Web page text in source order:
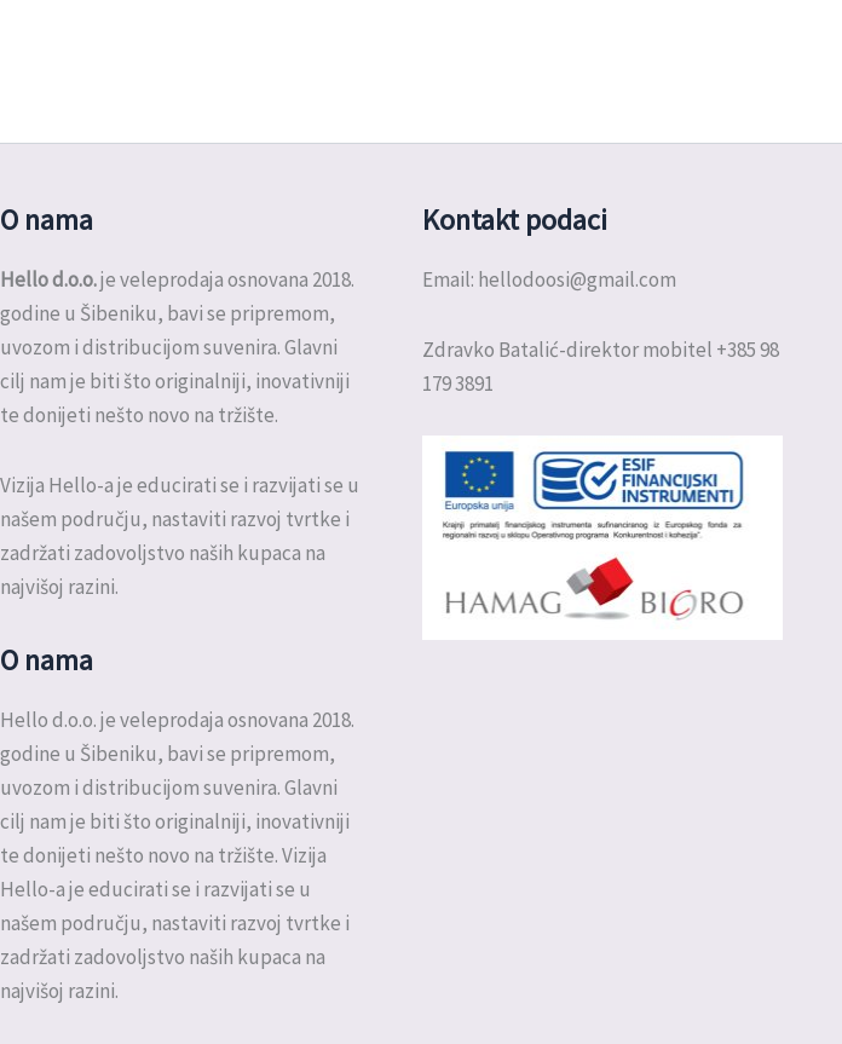
O nama
Hello d.o.o.je veleprodaja osnovana 2018.
godine u Šibeniku, bavi se pripremom,
uvozom i distribucijom suvenira. Glavni
cilj nam je biti što originalniji, inovativniji
te donijeti nešto novo na tržište.
Vizija Hello-a je educirati se i razvijati se u
našem području, nastaviti razvoj tvrtke i
zadržati zadovoljstvo naših kupaca na
najvišoj razini.
O nama
Hello d.o.o. je veleprodaja osnovana 2018.
godine u Šibeniku, bavi se pripremom,
uvozom i distribucijom suvenira. Glavni
cilj nam je biti što originalniji, inovativniji
te donijeti nešto novo na tržište. Vizija
Hello-a je educirati se i razvijati se u
našem području, nastaviti razvoj tvrtke i
zadržati zadovoljstvo naših kupaca na
najvišoj razini.
Kontakt podaci
Email: hellodoosi@gmail.com
Zdravko Batalić-direktor mobitel +385 98
179 3891